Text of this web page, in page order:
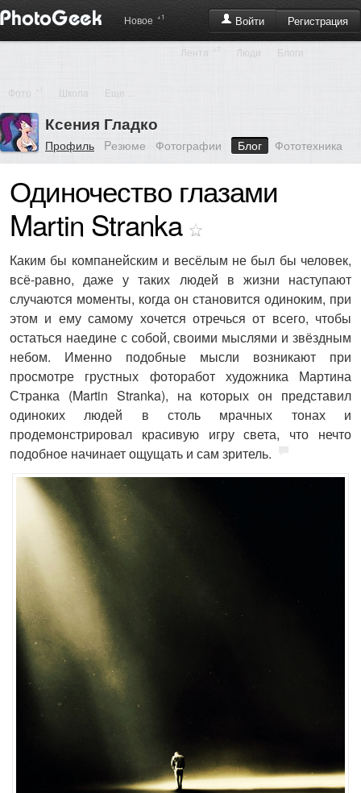
Войти Регистрация
Новое +1
Лента +7 Люди Блоги
Фото Школа Еще ...
Ксения Гладко
Профиль Pезюме Фотографии Блог Фототехника
Одиночество глазами
Martin Stranka
Каким бы компанейским и весёлым не был бы человек,
всё-равно, даже у таких людей в жизни наступают
случаются моменты, когда он становится одиноким, при
этом и ему самому хочется отречься от всего, чтобы
остаться наедине с собой, своими мыслями и звёздным
небом. Именно подобные мысли возникают при
просмотре грустных фоторабот художника Мартина
Странка (Martin Stranka), на которых он представил
одиноких людей в столь мрачных тонах и
продемонстрировал красивую игру света, что нечто
подобное начинает ощущать и сам зритель.